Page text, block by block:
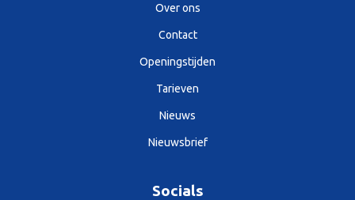
Over ons
Contact
Openingstijden
Tarieven
Nieuws
Nieuwsbrief
Socials